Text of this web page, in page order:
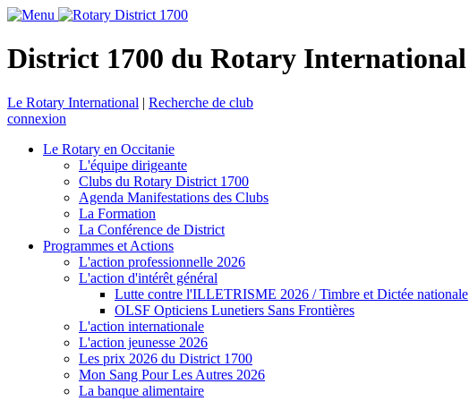
District 1700 du Rotary International
Le Rotary International | Recherche de club
connexion
Le Rotary en Occitanie
L'équipe dirigeante
Clubs du Rotary District 1700
Agenda Manifestations des Clubs
La Formation
La Conférence de District
Programmes et Actions
L'action professionnelle 2026
L'action d'intérêt général
Lutte contre l'ILLETRISME 2026 / Timbre et Dictée nationale
OLSF Opticiens Lunetiers Sans Frontières
L'action internationale
L'action jeunesse 2026
Les prix 2026 du District 1700
Mon Sang Pour Les Autres 2026
La banque alimentaire